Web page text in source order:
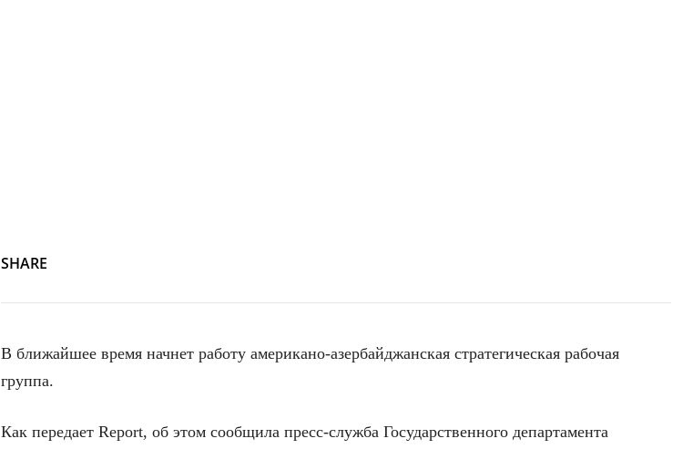
SHARE
В ближайшее время начнет работу американо-азербайджанская стратегическая рабочая
группа.
Как передает Report, об этом сообщила пресс-служба Государственного департамента